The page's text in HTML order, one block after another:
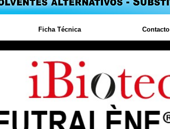
Ficha Técnica Contacto